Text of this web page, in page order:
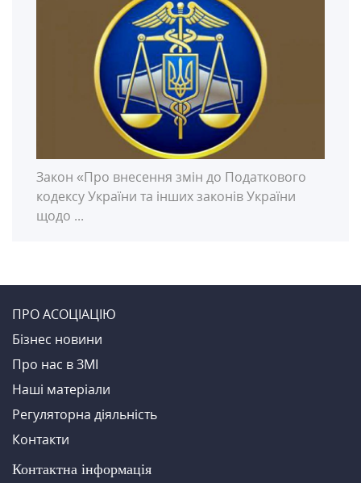
Закон «Про внесення змін до Податкового
кодексу України та інших законів України
щодо ...
ПРО АСОЦІАЦІЮ
Бiзнес новини
Про нас в ЗМI
Нашi матерiали
Регуляторна діяльність
Контакти
Контактна iнформацiя